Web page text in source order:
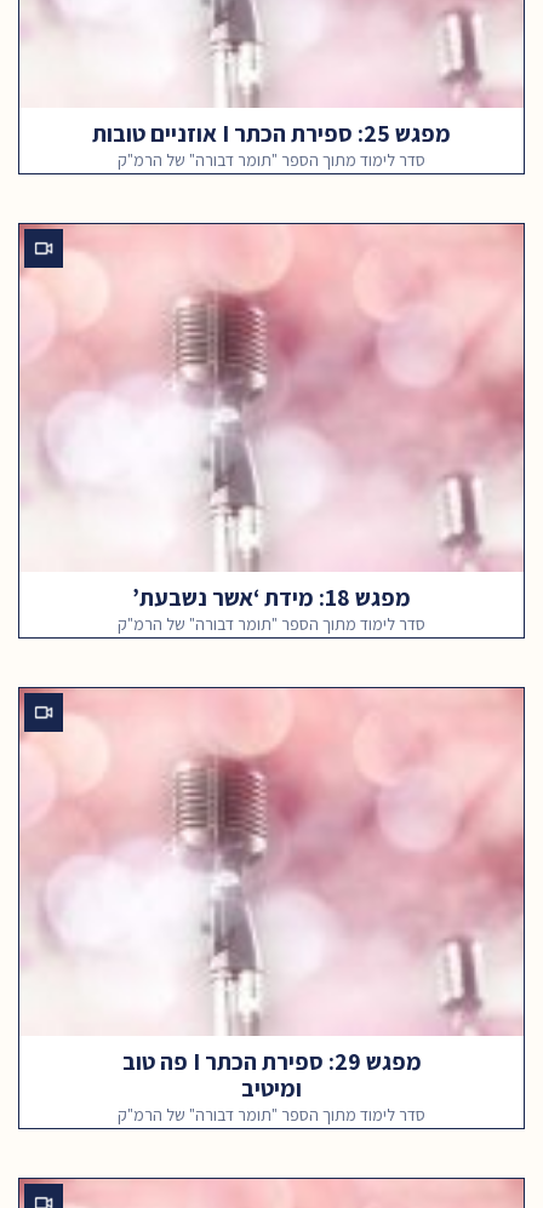
מפגש 25: ספירת הכתר I אוזניים טובות
סדר לימוד מתוך הספר "תומר דבורה" של הרמ"ק
מפגש 18: מידת ‘אשר נשבעת’
סדר לימוד מתוך הספר "תומר דבורה" של הרמ"ק
מפגש 29: ספירת הכתר I פה טוב
ומיטיב
סדר לימוד מתוך הספר "תומר דבורה" של הרמ"ק